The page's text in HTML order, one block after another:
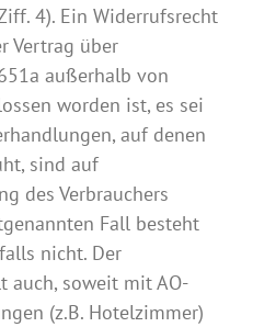
4). Ein Widerrufsrecht
Vertrag über
außerhalb von
worden ist, es sei
auf denen
sind auf
des Verbrauchers
Fall besteht
nicht. Der
auch, soweit mit AO-
(z.B. Hotelzimmer)